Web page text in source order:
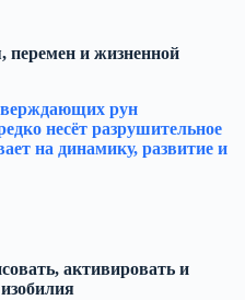
и жизненной
рун
несёт разрушительное
на динамику, развитие и
активировать и